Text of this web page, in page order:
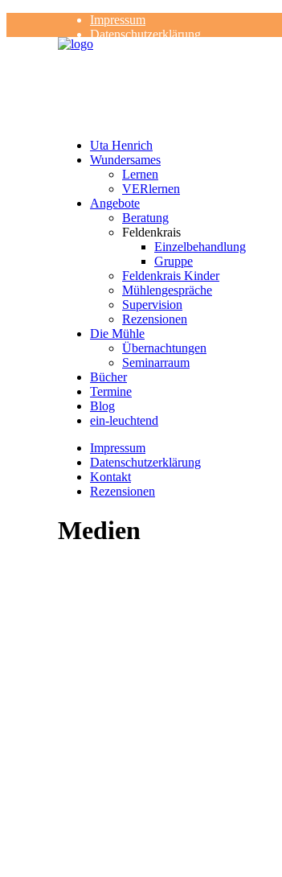
Impressum
Datenschutzerklärung
Kontakt
Uta Henrich
Wundersames
Lernen
VERlernen
Angebote
Beratung
Feldenkrais
Einzelbehandlung
Gruppe
Feldenkrais Kinder
Mühlengespräche
Supervision
Rezensionen
Die Mühle
Übernachtungen
Seminarraum
Bücher
Termine
Blog
ein-leuchtend
Impressum
Datenschutzerklärung
Kontakt
Rezensionen
Medien